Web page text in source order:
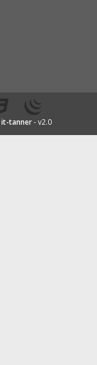
it-tanner- v2.0